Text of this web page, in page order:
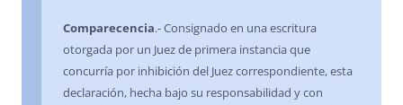
Comparecencia.- Consignado en una escritura
otorgada por un Juez de primera instancia que
concurría por inhibición del Juez correspondiente, esta
declaración, hecha bajo su responsabilidad y con